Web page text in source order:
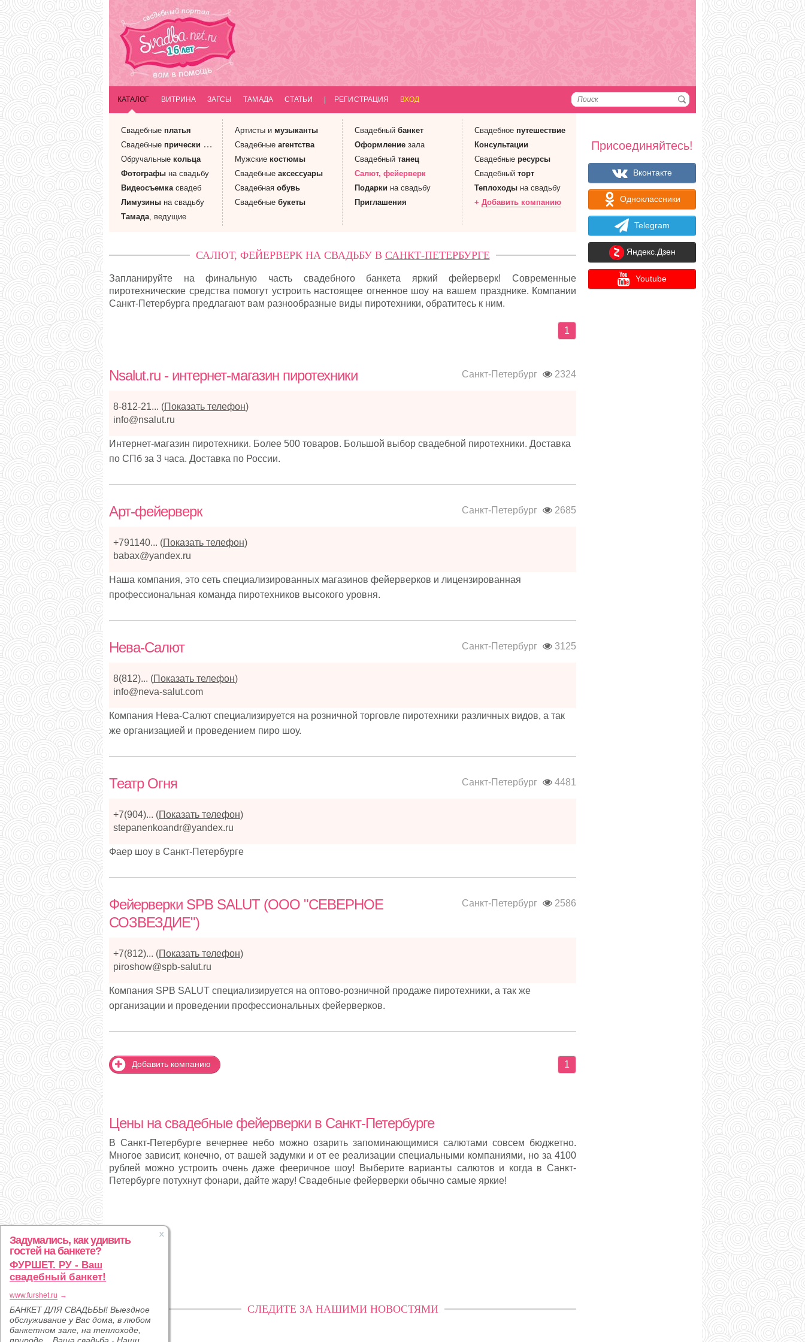
КАТАЛОГ ВИТРИНА ЗАГСЫ ТАМАДА СТАТЬИ РЕГИСТРАЦИЯ ВХОД
Свадебные платья
Свадебные прически
Обручальные кольца
Фотографы на свадьбу
Видеосъемкасвадеб
Лимузины на свадьбу
Тамада, ведущие
Артисты и музыканты
Свадебные агентства
Мужские костюмы
Свадебные аксессуары
Свадебная обувь
Свадебные букеты
Свадебный банкет
Оформление зала
Свадебный танец
Салют, фейерверк
Подарки на свадьбу
Приглашения
Свадебное путешествие
Консультации
Свадебные ресурсы
Свадебный торт
Теплоходы на свадьбу
+ Добавить компанию
САЛЮТ, ФЕЙЕРВЕРК НА СВАДЬБУ В САНКТ-ПЕТЕРБУРГЕ
Запланируйте на финальную часть свадебного банкета яркий фейерверк! Современные
пиротехнические средства помогут устроить настоящее огненное шоу на вашем празднике. Компании
Санкт-Петербурга предлагают вам разнообразные виды пиротехники, обратитесь к ним.
1
Санкт-Петербург 2324
Nsalut.ru - интернет-магазин пиротехники
8-812-21... (Показать телефон)
info@nsalut.ru
Интернет-магазин пиротехники. Более 500 товаров. Большой выбор свадебной пиротехники. Доставка
по СПб за 3 часа. Доставка по России.
Санкт-Петербург 2685
Арт-фейерверк
+791140... (Показать телефон)
babax@yandex.ru
Наша компания, это сеть специализированных магазинов фейерверков и лицензированная
профессиональная команда пиротехников высокого уровня.
Санкт-Петербург 3125
Нева-Салют
8(812)... (Показать телефон)
info@neva-salut.com
Компания Нева-Салют специализируется на розничной торговле пиротехники различных видов, а так
же организацией и проведением пиро шоу.
Санкт-Петербург 4481
Театр Огня
+7(904)... (Показать телефон)
stepanenkoandr@yandex.ru
Фаер шоу в Санкт-Петербурге
Санкт-Петербург 2586
Фейерверки SPB SALUT (ООО "СЕВЕРНОЕ
СОЗВЕЗДИЕ")
+7(812)... (Показать телефон)
piroshow@spb-salut.ru
Компания SPB SALUT специализируется на оптово-розничной продаже пиротехники, а так же
организации и проведении профессиональных фейерверков.
Добавить компанию 1
Цены на свадебные фейерверки в Санкт-Петербурге
В Санкт-Петербурге вечернее небо можно озарить запоминающимися салютами совсем бюджетно.
Многое зависит, конечно, от вашей задумки и от ее реализации специальными компаниями, но за 4100
рублей можно устроить очень даже фееричное шоу! Выберите варианты салютов и когда в Санкт-
Петербурге потухнут фонари, дайте жару! Свадебные фейерверки обычно самые яркие!
Задумались, как удивить
гостей на банкете?
ФУРШЕТ. РУ - Ваш
свадебный банкет!
www.furshet.ru →
БАНКЕТ ДЛЯ СВАДЬБЫ! Выездное
обслуживание у Вас дома, в любом
банкетном зале, на теплоходе,
СЛЕДИТЕ ЗА НАШИМИ НОВОСТЯМИ
Присоединяйтесь!
Вконтакте
Одноклассники
Telegram
Яндекс.Дзен
Youtube